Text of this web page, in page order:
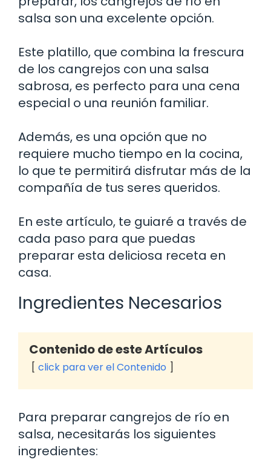
salsa son una excelente opción.
Este platillo, que combina la frescura
de los cangrejos con una salsa
sabrosa, es perfecto para una cena
especial o una reunión familiar.
Además, es una opción que no
requiere mucho tiempo en la cocina,
lo que te permitirá disfrutar más de la
compañía de tus seres queridos.
En este artículo, te guiaré a través de
cada paso para que puedas
preparar esta deliciosa receta en
casa.
Ingredientes Necesarios
Contenido de este Artículos
click para ver el Contenido
Para preparar cangrejos de río en
salsa, necesitarás los siguientes
ingredientes: